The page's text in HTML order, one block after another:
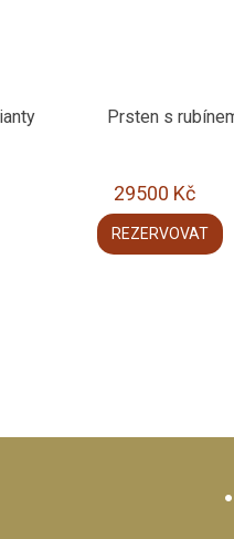
Prsten s
29500 Kč
REZERVOVAT